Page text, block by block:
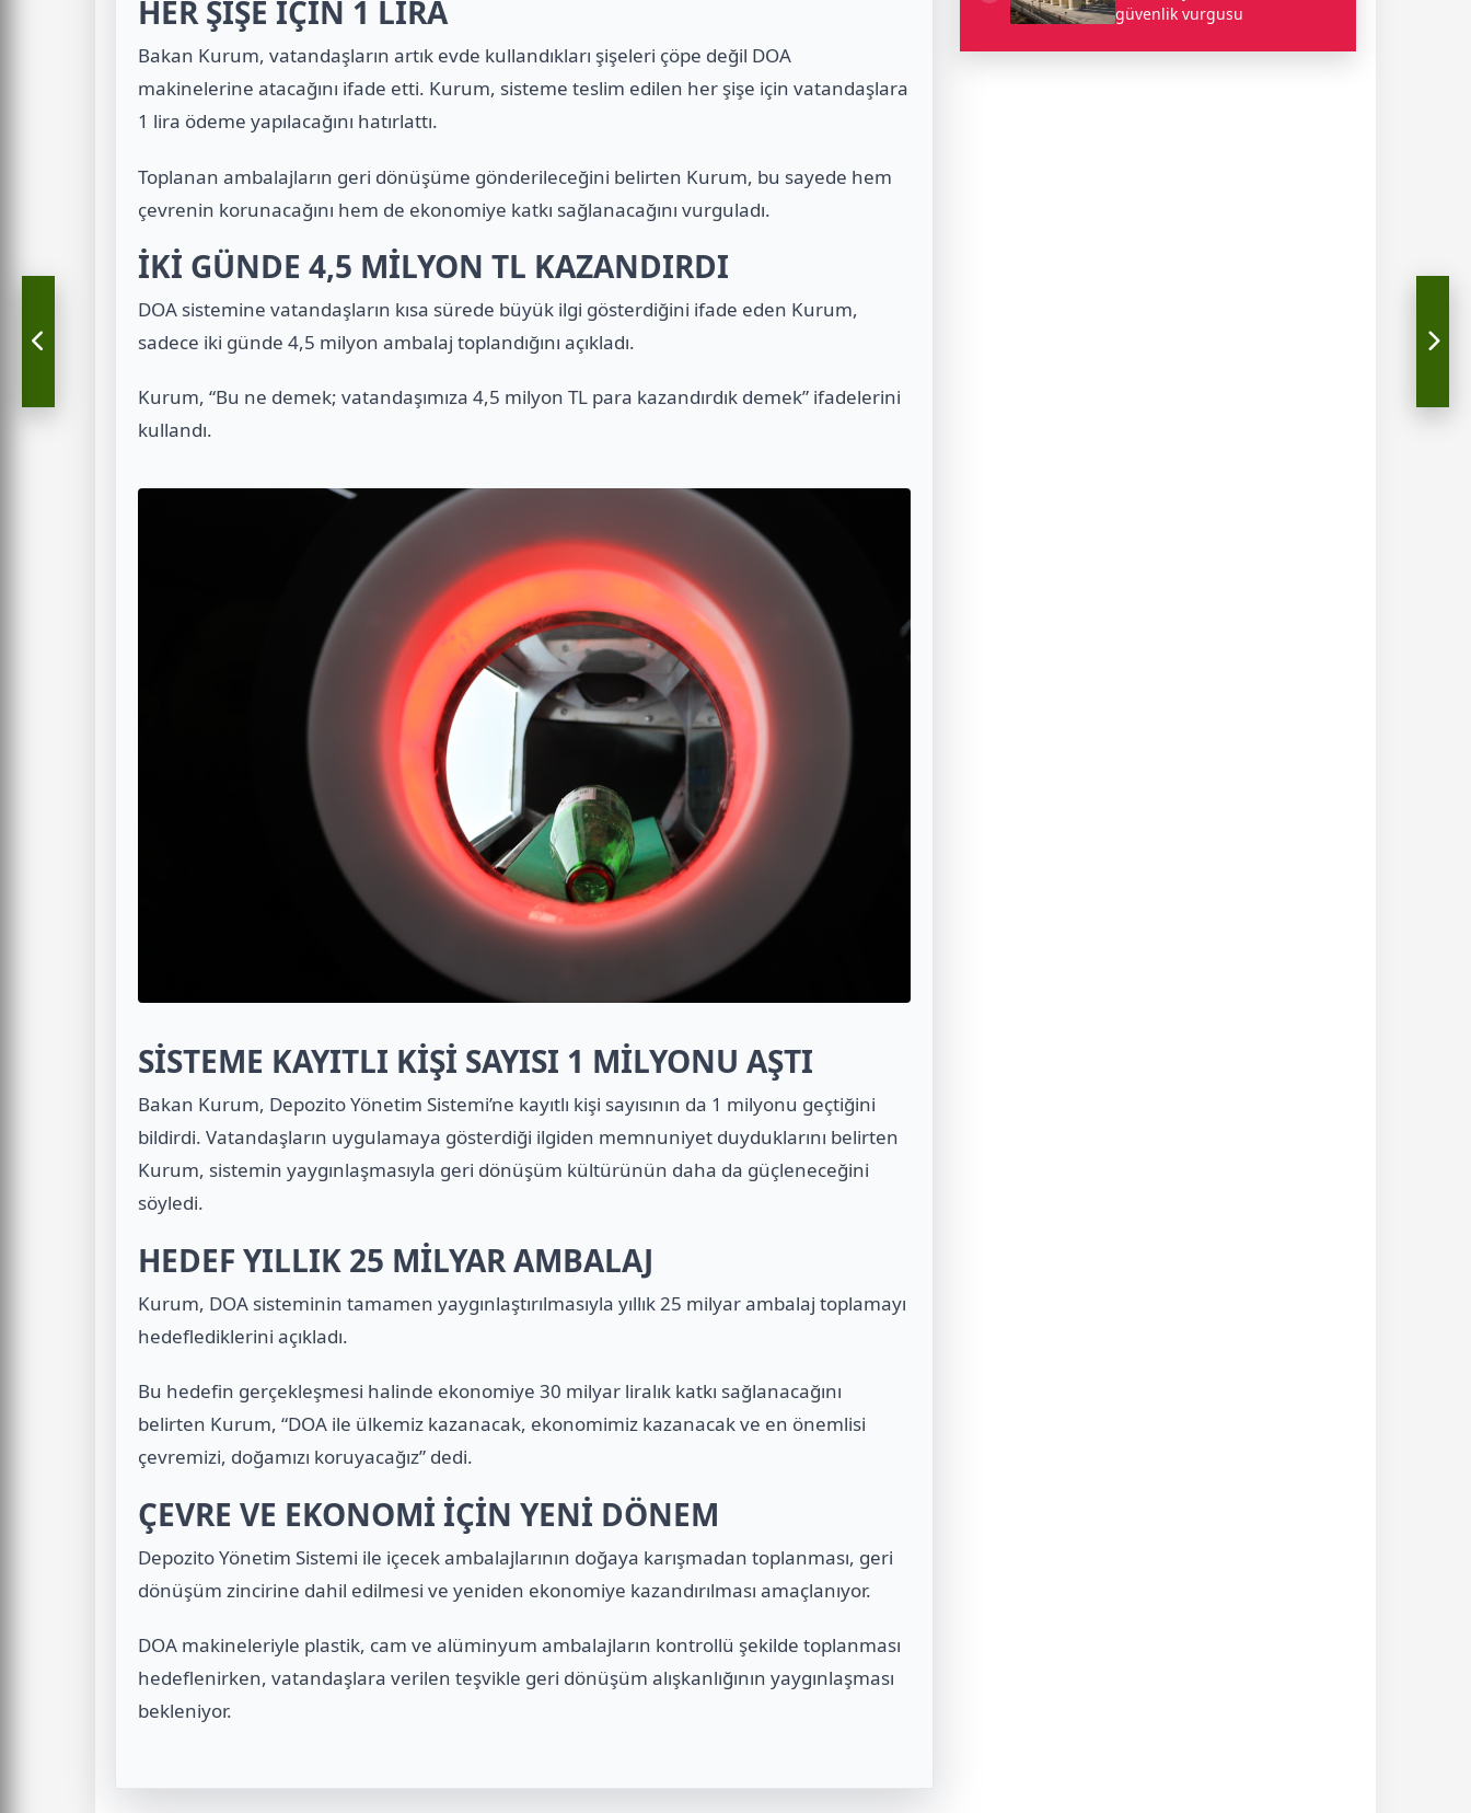
HER ŞİŞE İÇİN 1 LİRA
Bakan Kurum, vatandaşların artık evde kullandıkları şişeleri çöpe değil DOA
makinelerine atacağını ifade etti. Kurum, sisteme teslim edilen her şişe için vatandaşlara
1 lira ödeme yapılacağını hatırlattı.
Toplanan ambalajların geri dönüşüme gönderileceğini belirten Kurum, bu sayede hem
çevrenin korunacağını hem de ekonomiye katkı sağlanacağını vurguladı.
İKİ GÜNDE 4,5 MİLYON TL KAZANDIRDI
DOA sistemine vatandaşların kısa sürede büyük ilgi gösterdiğini ifade eden Kurum,
sadece iki günde 4,5 milyon ambalaj toplandığını açıkladı.
Kurum, “Bu ne demek; vatandaşımıza 4,5 milyon TL para kazandırdık demek” ifadelerini
kullandı.
SİSTEME KAYITLI KİŞİ SAYISI 1 MİLYONU AŞTI
Bakan Kurum, Depozito Yönetim Sistemi’ne kayıtlı kişi sayısının da 1 milyonu geçtiğini
bildirdi. Vatandaşların uygulamaya gösterdiği ilgiden memnuniyet duyduklarını belirten
Kurum, sistemin yaygınlaşmasıyla geri dönüşüm kültürünün daha da güçleneceğini
söyledi.
HEDEF YILLIK 25 MİLYAR AMBALAJ
Kurum, DOA sisteminin tamamen yaygınlaştırılmasıyla yıllık 25 milyar ambalaj toplamayı
hedeflediklerini açıkladı.
Bu hedefin gerçekleşmesi halinde ekonomiye 30 milyar liralık katkı sağlanacağını
belirten Kurum, “DOA ile ülkemiz kazanacak, ekonomimiz kazanacak ve en önemlisi
çevremizi, doğamızı koruyacağız” dedi.
ÇEVRE VE EKONOMİ İÇİN YENİ DÖNEM
Depozito Yönetim Sistemi ile içecek ambalajlarının doğaya karışmadan toplanması, geri
dönüşüm zincirine dahil edilmesi ve yeniden ekonomiye kazandırılması amaçlanıyor.
DOA makineleriyle plastik, cam ve alüminyum ambalajların kontrollü şekilde toplanması
hedeflenirken, vatandaşlara verilen teşvikle geri dönüşüm alışkanlığının yaygınlaşması
bekleniyor.
güvenlik vurgusu